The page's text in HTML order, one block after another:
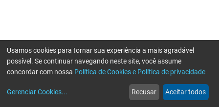
web
Notícias
more_horiz
Mais
Usamos cookies para tornar sua experiência a mais agradável
possível. Se continuar navegando neste site, você assume
concordar com nossa Política de Cookies e Política de privacidade
Gerenciar Cookies... Recusar Aceitar todos
Erro ao enviar informações, por favor tente novamente